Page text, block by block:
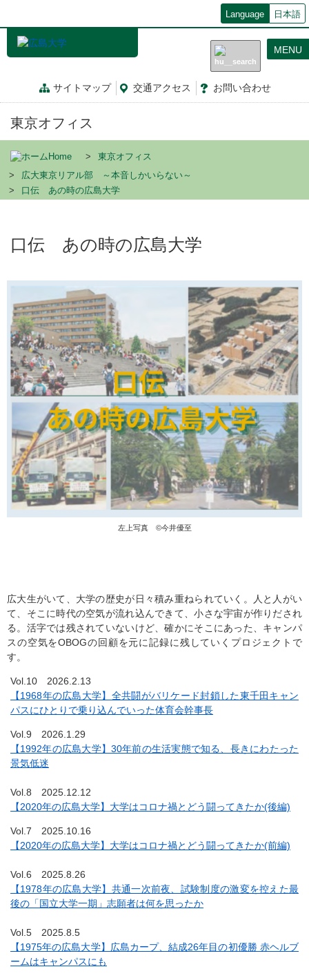
Language 日本語
サイトマップ 交通アクセス お問い合わせ
MENU
東京オフィス
Home
東京オフィス
広大東京リアル部 ～本音しかいらない～
口伝 あの時の広島大学
口伝 あの時の広島大学
左上写真 ©今井優至
広大生がいて、大学の歴史が日々積み重ねられていく。人と人がい
て、そこに時代の空気が流れ込んできて、小さな宇宙が作りだされ
る。活字では残されていないけど、確かにそこにあった、キャンパ
スの空気をOBOGの回顧を元に記録に残していくプロジェクトで
す。
Vol.10 2026.2.13
【1968年の広島大学】全共闘がバリケード封鎖した東千田キャン
パスにひとりで乗り込んでいった体育会幹事長
Vol.9 2026.1.29
【1992年の広島大学】30年前の生活実態で知る、長きにわたった
景気低迷
Vol.8 2025.12.12
【2020年の広島大学】大学はコロナ禍とどう闘ってきたか(後編)
Vol.7 2025.10.16
【2020年の広島大学】大学はコロナ禍とどう闘ってきたか(前編)
Vol.6 2025.8.26
【1978年の広島大学】共通一次前夜、試験制度の激変を控えた最
後の「国立大学一期」志願者は何を思ったか
Vol.5 2025.8.5
【1975年の広島大学】広島カープ、結成26年目の初優勝 赤ヘルブ
ームはキャンパスにも